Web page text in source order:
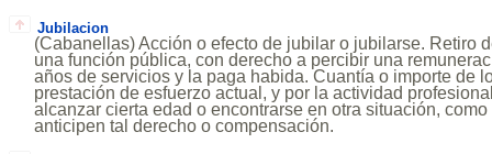
Jubilacion
(Cabanellas) Acción o efecto de jubilar o jubilarse. Retiro
una función pública, con derecho a percibir una
años de servicios y la paga habida. Cuantía o importe de
prestación de esfuerzo actual, y por la actividad
alcanzar cierta edad o encontrarse en otra situación,
anticipen tal derecho o compensación.